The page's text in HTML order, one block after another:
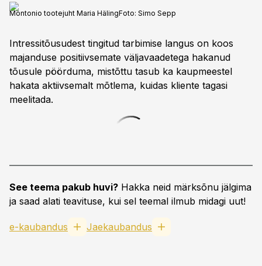
Montonio tootejuht Maria HälingFoto: Simo Sepp
Intressitõusudest tingitud tarbimise langus on koos
majanduse positiivsemate väljavaadetega hakanud
tõusule pöörduma, mistõttu tasub ka kaupmeestel
hakata aktiivsemalt mõtlema, kuidas kliente tagasi
meelitada.
See teema pakub huvi? Hakka neid märksõnu jälgima
ja saad alati teavituse, kui sel teemal ilmub midagi uut!
e-kaubandus Jaekaubandus